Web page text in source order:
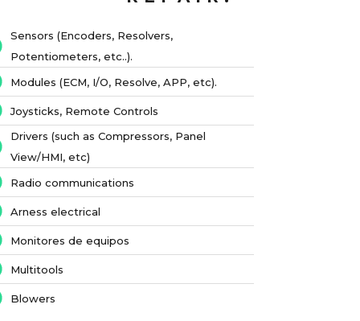
Sensors (Encoders, Resolvers,
Potentiometers, etc..).
Modules (ECM, I/O, Resolve, APP, etc).
Joysticks, Remote Controls
Drivers (such as Compressors, Panel
View/HMI, etc)
Radio communications
Arness electrical
Monitores de equipos
Multitools
Blowers